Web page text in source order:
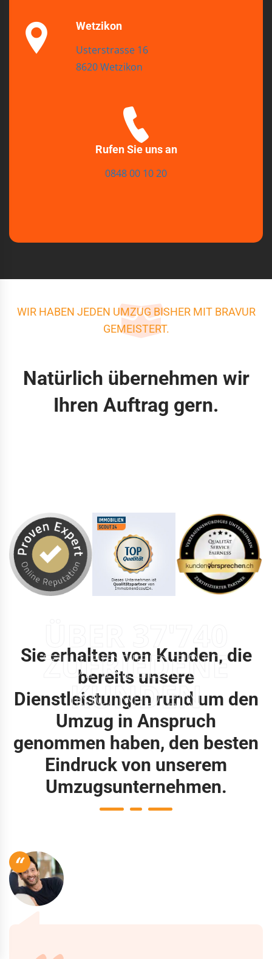
Wetzikon
Usterstrasse 16
8620 Wetzikon
Rufen Sie uns an
0848 00 10 20
WIR HABEN JEDEN UMZUG BISHER MIT BRAVUR
GEMEISTERT.
Natürlich übernehmen wir
Ihren Auftrag gern.
ZUFRIEDENE
KUNDEN
Sie erhalten von Kunden, die
bereits unsere
Dienstleistungen rund um den
Umzug in Anspruch
genommen haben, den besten
Eindruck von unserem
Umzugsunternehmen.
“